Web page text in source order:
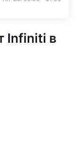
Infiniti в